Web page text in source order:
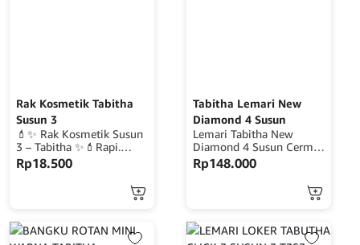
Rak Kosmetik Tabitha
Susun 3
💄✨ Rak Kosmetik Susun
3 – Tabitha ✨💄Rapi.
Cantik. Praktis. Bingung
cari tempat menyimpan
makeup dan skincare agar
Rak Kosmetik Susun 3 –
Tabitha, solusi cerdas dan
Rp18.500
Tabitha Lemari New
Diamond 4 Susun
Lemari Tabitha New
Diamond 4 Susun Cermin
Elegan. Fungsional.
Menawan. Hadirkan
keindahan dan kerapihan
Tabitha New Diamond 4
Susun Cermin — solusi
Rp148.000